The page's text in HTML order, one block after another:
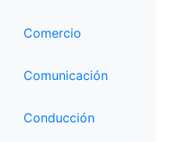
Comercio
Comunicación
Conducción